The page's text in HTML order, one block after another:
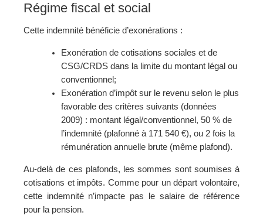
Régime fiscal et social
Cette indemnité bénéficie d’exonérations :
Exonération de cotisations sociales et de
CSG/CRDS dans la limite du montant légal ou
conventionnel;
Exonération d’impôt sur le revenu selon le plus
favorable des critères suivants (données
2009) : montant légal/conventionnel, 50 % de
l’indemnité (plafonné à 171 540 €), ou 2 fois la
rémunération annuelle brute (même plafond).
Au-delà de ces plafonds, les sommes sont soumises à
cotisations et impôts. Comme pour un départ volontaire,
cette indemnité n’impacte pas le salaire de référence
pour la pension.